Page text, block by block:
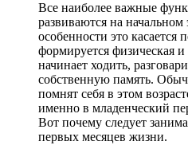
Все наиболее важные
развиваются на
особенности это касается
формируется физическая
начинает ходить,
собственную память.
помнят себя в этом
именно в младенческий
Вот почему следует
первых месяцев жизни.